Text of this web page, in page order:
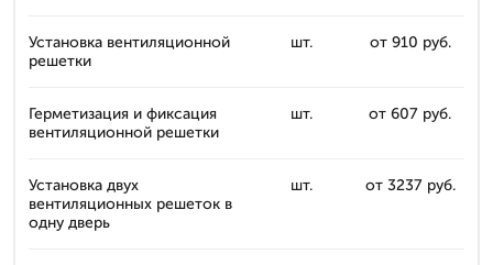
Установка вентиляционной
решетки
шт. от 910 руб.
Герметизация и фиксация
вентиляционной решетки
шт. от 607 руб.
Установка двух
вентиляционных решеток в
одну дверь
шт. от 3237 руб.